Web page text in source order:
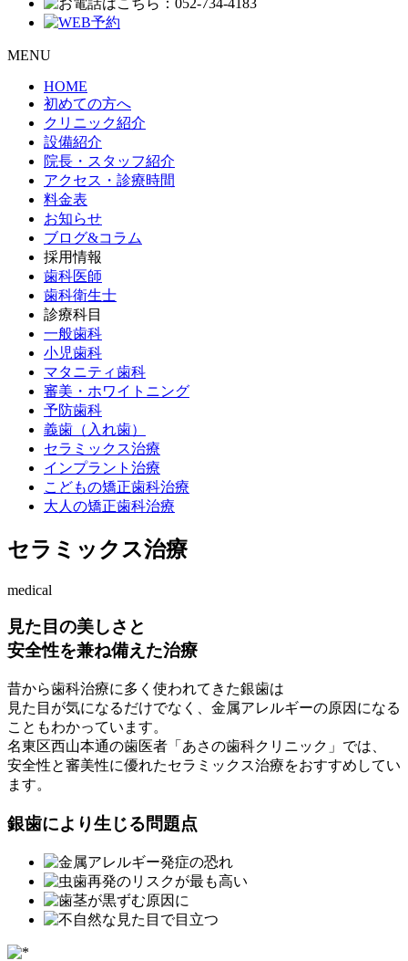
MENU
HOME
初めての方へ
クリニック紹介
設備紹介
院長・スタッフ紹介
アクセス・診療時間
料金表
お知らせ
ブログ&コラム
採用情報
歯科医師
歯科衛生士
診療科目
一般歯科
小児歯科
マタニティ歯科
審美・ホワイトニング
予防歯科
義歯（入れ歯）
セラミックス治療
インプラント治療
こどもの矯正歯科治療
大人の矯正歯科治療
セラミックス治療
medical
見た目の美しさと
安全性を兼ね備えた治療
昔から歯科治療に多く使われてきた銀歯は
見た目が気になるだけでなく、金属アレルギーの原因になる
こともわかっています。
名東区西山本通の歯医者「あさの歯科クリニック」では、
安全性と審美性に優れたセラミックス治療をおすすめしてい
ます。
銀歯により生じる問題点